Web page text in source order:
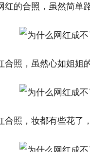
红的合照，虽然简单
合照，虽然心如姐姐
合照，妆都有些花了